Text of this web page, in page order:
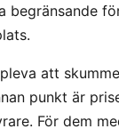
begränsande
att
punkt är
För dem